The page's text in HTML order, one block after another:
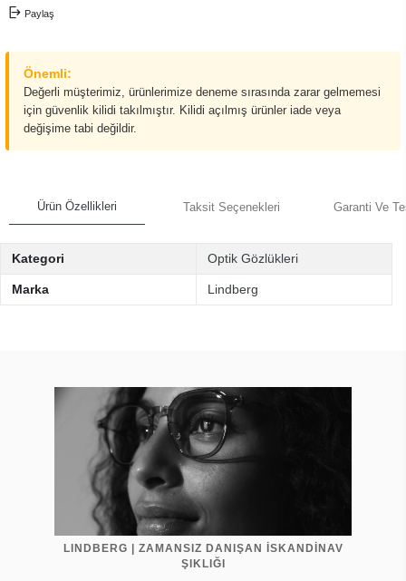
Paylaş
Önemli:
Değerli müşterimiz, ürünlerimize deneme sırasında zarar gelmemesi
için güvenlik kilidi takılmıştır. Kilidi açılmış ürünler iade veya
değişime tabi değildir.
Ürün Özellikleri Taksit Seçenekleri Garanti Ve
Kategori Optik Gözlükleri
Marka Lindberg
LINDBERG | ZAMANSIZ DANIŞAN İSKANDİNAV
ŞIKLIĞI